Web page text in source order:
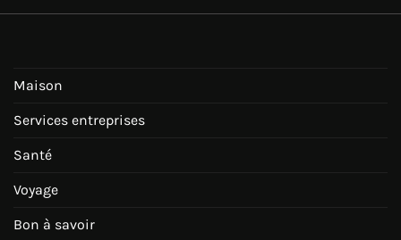
Maison
Services entreprises
Santé
Voyage
Bon à savoir